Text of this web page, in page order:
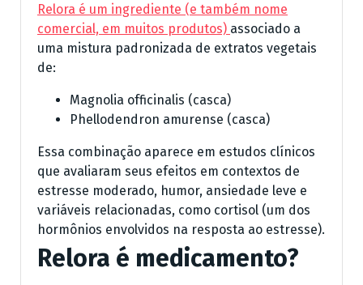
Relora é um ingrediente (e também nome
comercial, em muitos produtos) associado a
uma mistura padronizada de extratos vegetais
de:
Magnolia officinalis (casca)
Phellodendron amurense (casca)
Essa combinação aparece em estudos clínicos
que avaliaram seus efeitos em contextos de
estresse moderado, humor, ansiedade leve e
variáveis relacionadas, como cortisol (um dos
hormônios envolvidos na resposta ao estresse).
Relora é medicamento?